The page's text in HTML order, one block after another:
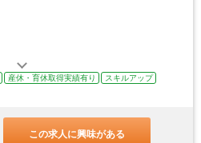
産休・育休取得実績有り
スキルアップ
この求人に興味がある